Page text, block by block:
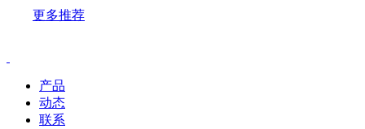
更多推荐
产品
动态
联系